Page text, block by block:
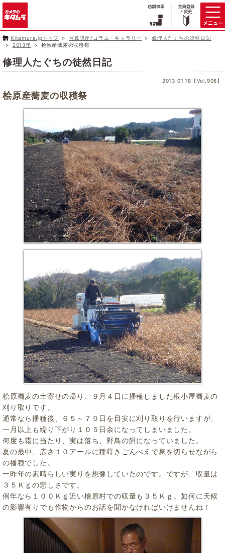
Kitamura.jpトップ 写真講座/コラム・ギャラリー
修理人たぐちの徒然日記
2013年
桧原産蕎麦の収穫祭
修理人たぐちの徒然日記
2013.01.18【Vol.906】
桧原産蕎麦の収穫祭
桧原蕎麦の土寄せの帰り、９月４日に播種しました根小屋蕎麦の
刈り取りです。
通常なら播種後、６５～７０日を目安に刈り取りを行いますが、
一月以上も繰り下がり１０５日余になってしまいました。
何度も霜に当たり、実は落ち、野鳥の餌になっていました。
夏の最中、広さ１０アールに種蒔きごんべえで息を切らせながら
の播種でした。
一昨年の素晴らしい実りを想像していたのです。ですが、収量は
３５Ｋｇの悲しさです。
例年なら１００Ｋｇ近い檜原村での収量も３５Ｋｇ。如何に天候
の影響有りでも作物からのお話を聞かなければいけませんね！